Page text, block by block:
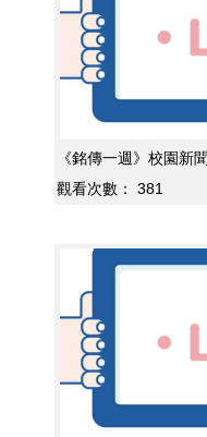
《銘傳一週》校園新
觀看次數：
381